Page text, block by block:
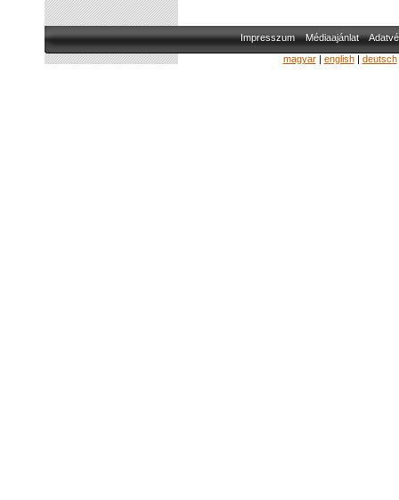
Impresszum Médiaajánlat
magyar| english| deutsch